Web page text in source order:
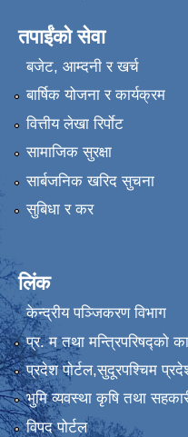
तपाईंको सेवा
बजेट, आम्दनी र खर्च
बार्षिक योजना र कार्यक्रम
वित्तीय लेखा रिर्पाेट
सामाजिक सुरक्षा
सार्बजनिक खरिद सुचना
सुबिधा र कर
लिंक
केन्द्रीय पञ्जिकरण विभाग
प्र. म तथा मन्त्रिपरिषद्को
प्रदेश पाेर्टल,सुदूरपश्चिम
भुमि व्यवस्था कृषि तथा
विपद पोर्टल